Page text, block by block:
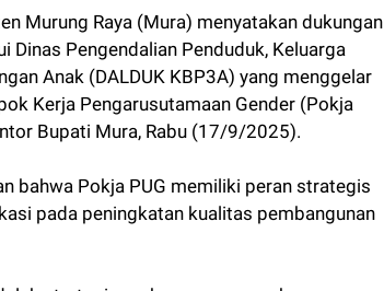
Murung Raya (Mura) menyatakan dukungan
Dinas Pengendalian Penduduk, Keluarga
Anak (DALDUK KBP3A) yang menggelar
Kerja Pengarusutamaan Gender (Pokja
Bupati Mura, Rabu (17/9/2025).
bahwa Pokja PUG memiliki peran strategis
pada peningkatan kualitas pembangunan